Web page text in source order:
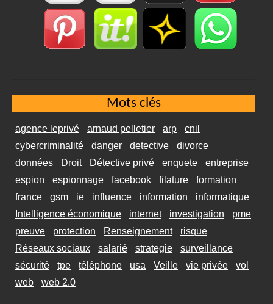
Mots clés
agence leprivé arnaud pelletier arp
cnil
cybercriminalité
danger detective
divorce
données
Droit Détective privé enquete
entreprise
espion
espionnage facebook filature
formation
france
gsm ie influence information
informatique
Intelligence économique
internet investigation
pme
preuve
protection Renseignement
risque
Réseaux sociaux
salarié strategie
surveillance
sécurité
tpe téléphone usa Veille vie privée
vol
web
web 2.0